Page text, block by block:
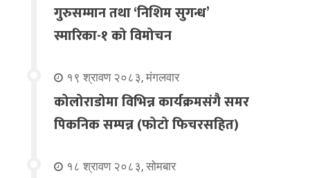
गुरुसम्मान तथा ‘निशिम सुगन्ध’
स्मारिका-१ को विमोचन
१९ श्रावण २०८३, मंगलवार
कोलोराडोमा विभिन्न कार्यक्रमसंगै समर
पिकनिक सम्पन्न (फोटो फिचरसहित)
१८ श्रावण २०८३, सोमबार